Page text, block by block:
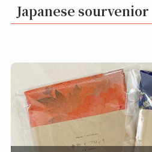
Japanese sourvenior